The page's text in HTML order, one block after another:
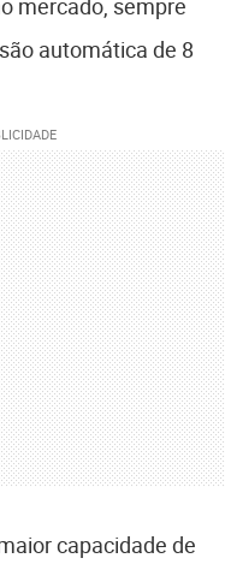
mercado, sempre
automática de 8
capacidade de